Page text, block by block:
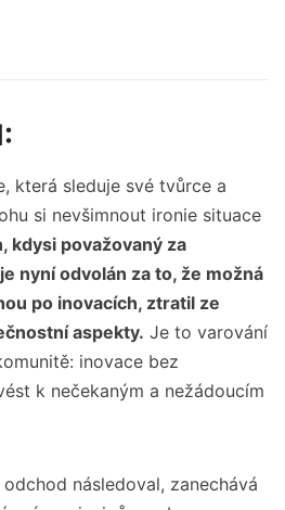
která sleduje své tvůrce a
si nevšimnout ironie situace
kdysi považovaný za
nyní odvolán za to, že možná
po inovacích, ztratil ze
aspekty. Je to varování
inovace bez
k nečekaným a nežádoucím
následoval, zanechává